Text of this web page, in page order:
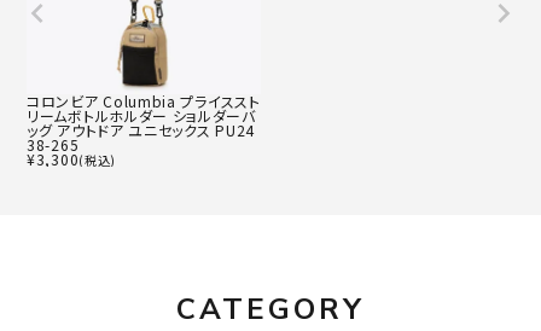
コロンビア Columbia プライススト
リームボトルホルダー ショルダーバ
ッグ アウトドア ユニセックス PU24
38-265
¥3,300(税込)
CATEGORY